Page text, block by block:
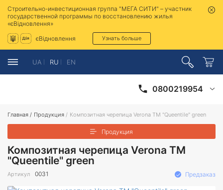
0800219954
Строительно-инвестиционная группа "МЕГА СИТИ" – участник
государственной программы по восстановлению жилья
«єВідновлення»
єВідновлення
Узнать больше
UA RU EN
Главная / Продукция / Композитная черепица Verona ТМ "Queentile" green
Продукция
Композитная черепица Verona ТМ
"Queentile" green
Артикул 0031 Предзаказ